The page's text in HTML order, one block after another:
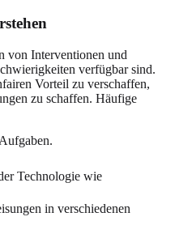
von Interventionen und
verfügbar sind.
Vorteil zu verschaffen,
zu schaffen. Häufige
Technologie wie
in verschiedenen